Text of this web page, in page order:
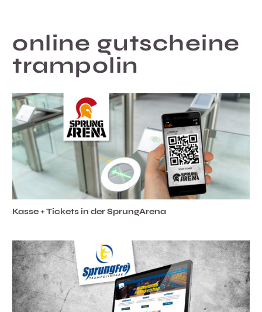
online gutscheine
trampolin
Kasse + Tickets in der SprungArena